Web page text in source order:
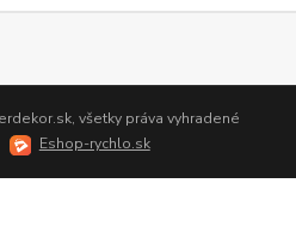
všetky práva vyhradené
Eshop-rychlo.sk